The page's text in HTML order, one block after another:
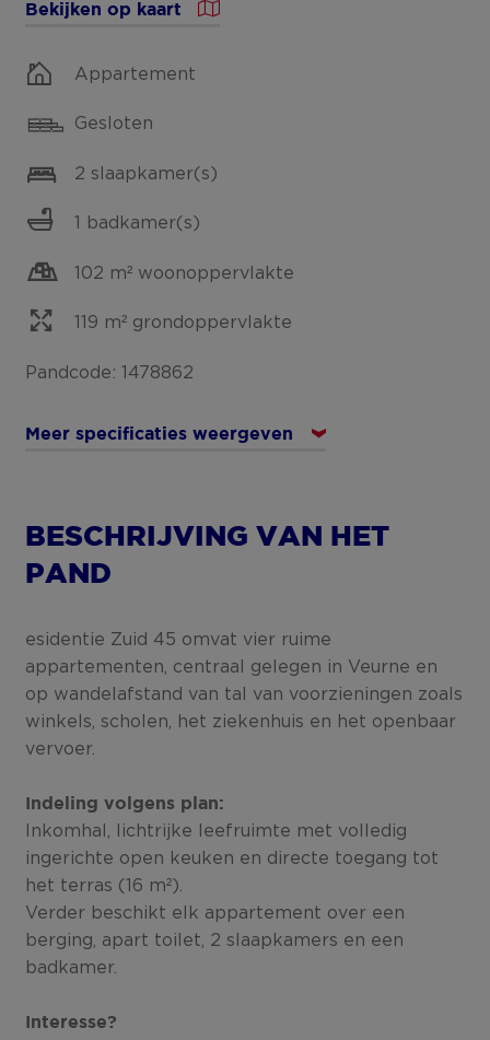
Bekijken op kaart
Appartement
Gesloten
2 slaapkamer(s)
1 badkamer(s)
102 m² woonoppervlakte
119 m² grondoppervlakte
Pandcode: 1478862
Meer specificaties weergeven
BESCHRIJVING VAN HET
PAND
esidentie Zuid 45 omvat vier ruime
appartementen, centraal gelegen in Veurne en
op wandelafstand van tal van voorzieningen zoals
winkels, scholen, het ziekenhuis en het openbaar
vervoer.
Indeling volgens plan:
Inkomhal, lichtrijke leefruimte met volledig
ingerichte open keuken en directe toegang tot
het terras (16 m²).
Verder beschikt elk appartement over een
berging, apart toilet, 2 slaapkamers en een
badkamer.
Interesse?